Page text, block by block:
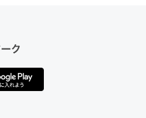
かの人が多いそうだけど、それ
でコミュニケーションが劇的に変化し